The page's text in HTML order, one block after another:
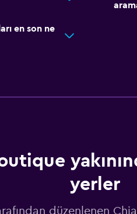
en son ne
yerler
düzenlenen